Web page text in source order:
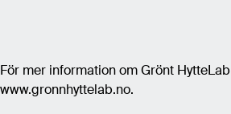
För mer information om Grönt
www.gronnhyttelab.no.